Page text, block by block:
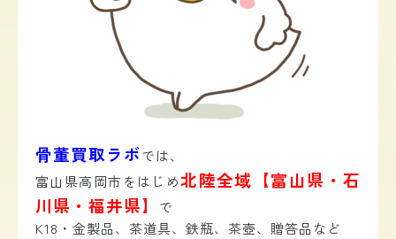
骨董買取ラボでは、
富山県高岡市をはじめ北陸全域【富山県・石
川県・福井県】
で
K18・金製品、茶道具、鉄瓶、茶壺、贈答品など